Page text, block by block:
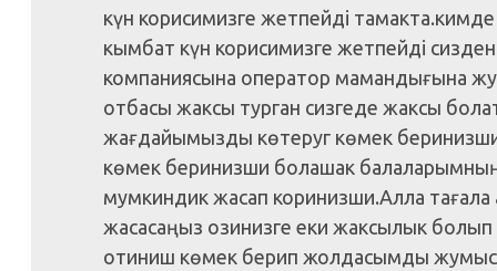
күн корисимизге жетпейді
кымбат күн корисимизге жетпейді
компаниясына оператор мамандығына
отбасы жаксы турган сизгеде жаксы
жағдайымызды көтеруг көмек
көмек беринизши болашак
мумкиндик жасап коринизши.Алла
жасасаңыз озинизге еки жаксылык
отиниш көмек берип жолдасымды